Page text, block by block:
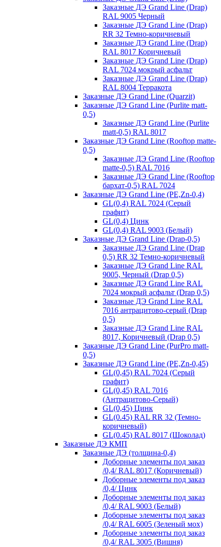
Заказные ДЭ Grand Line (Drap)
RAL 9005 Черный
Заказные ДЭ Grand Line (Drap)
RR 32 Темно-коричневый
Заказные ДЭ Grand Line (Drap)
RAL 8017 Коричневый
Заказные ДЭ Grand Line (Drap)
RAL 7024 мокрый асфальт
Заказные ДЭ Grand Line (Drap)
RAL 8004 Терракота
Заказные ДЭ Grand Line (Quarzit)
Заказные ДЭ Grand Line (Purlite matt-
0,5)
Заказные ДЭ Grand Line (Purlite
matt-0,5) RAL 8017
Заказные ДЭ Grand Line (Rooftop matte-
0,5)
Заказные ДЭ Grand Line (Rooftop
matte-0,5) RAL 7016
Заказные ДЭ Grand Line (Rooftop
бархат-0,5) RAL 7024
Заказные ДЭ Grand Line (PE,Zn-0,4)
GL(0,4) RAL 7024 (Серый
графит)
GL(0,4) Цинк
GL(0,4) RAL 9003 (Белый)
Заказные ДЭ Grand Line (Drap-0,5)
Заказные ДЭ Grand Line (Drap
0,5) RR 32 Темно-коричневый
Заказные ДЭ Grand Line RAL
9005, Черный (Drap 0,5)
Заказные ДЭ Grand Line RAL
7024 мокрый асфальт (Drap 0,5)
Заказные ДЭ Grand Line RAL
7016 антрацитово-серый (Drap
0,5)
Заказные ДЭ Grand Line RAL
8017, Коричневый (Drap 0,5)
Заказные ДЭ Grand Line (PurPro matt-
0,5)
Заказные ДЭ Grand Line (PE,Zn-0,45)
GL(0,45) RAL 7024 (Серый
графит)
GL(0,45) RAL 7016
(Антрацитово-Серый)
GL(0,45) Цинк
GL(0.45) RAL RR 32 (Темно-
коричневый)
GL(0.45) RAL 8017 (Шоколад)
Заказные ДЭ КМП
Заказные ДЭ (толщина-0,4)
Доборные элементы под заказ
/0,4/ RAL 8017 (Коричневый)
Доборные элементы под заказ
/0,4/ Цинк
Доборные элементы под заказ
/0,4/ RAL 9003 (Белый)
Доборные элементы под заказ
/0,4/ RAL 6005 (Зеленый мох)
Доборные элементы под заказ
/0,4/ RAL 3005 (Вишня)